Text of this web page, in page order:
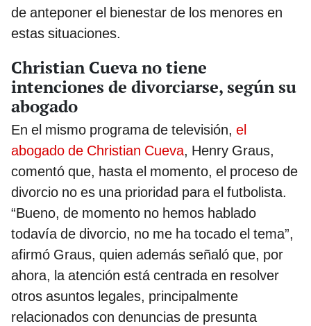
de anteponer el bienestar de los menores en
estas situaciones.
Christian Cueva no tiene
intenciones de divorciarse, según su
abogado
En el mismo programa de televisión, el
abogado de Christian Cueva, Henry Graus,
comentó que, hasta el momento, el proceso de
divorcio no es una prioridad para el futbolista.
“Bueno, de momento no hemos hablado
todavía de divorcio, no me ha tocado el tema”,
afirmó Graus, quien además señaló que, por
ahora, la atención está centrada en resolver
otros asuntos legales, principalmente
relacionados con denuncias de presunta